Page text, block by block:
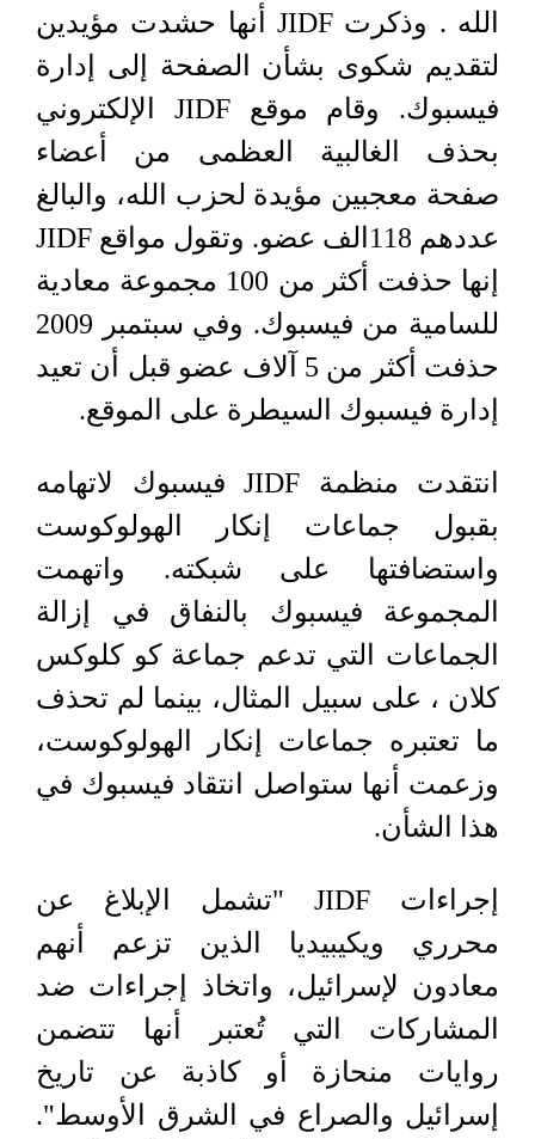
الله . وذكرت JIDF أنها حشدت مؤيدين
لتقديم شكوى بشأن الصفحة إلى إدارة
فيسبوك. وقام موقعJIDF الإلكتروني
بحذف الغالبية العظمى من أعضاء
صفحة معجبين مؤيدة لحزب الله، والبالغ
عددهم 118الف عضو. وتقول مواقع
JIDF
إنها حذفت أكثر من 100 مجموعة معادية
للسامية من فيسبوك. وفي سبتمبر 2009
حذفت أكثر من 5 آلاف عضو قبل أن تعيد
إدارة فيسبوك السيطرة على الموقع.
انتقدت منظمة JIDF فيسبوك لاتهامه
بقبول جماعات إنكار الهولوكوست
واستضافتها على شبكته. واتهمت
المجموعة فيسبوك بالنفاق في إزالة
الجماعات التي تدعم جماعة كو كلوكس
كلان ، على سبيل المثال، بينما لم تحذف
ما تعتبره جماعات إنكار الهولوكوست،
وزعمت أنها ستواصل انتقاد فيسبوك في
هذا الشأن.
إجراءات JIDF "تشمل الإبلاغ عن
محرري ويكيبيديا الذين تزعم أنهم
معادون لإسرائيل، واتخاذ إجراءات ضد
المشاركات التي تُعتبر أنها تتضمن
روايات منحازة أو كاذبة عن تاريخ
إسرائيل والصراع في الشرق الأوسط".